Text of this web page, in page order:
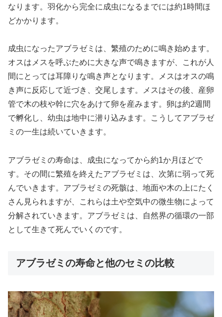
なります。羽化から完全に成虫になるまでには約1時間ほ
どかかります。
成虫になったアブラゼミは、繁殖のために鳴き始めます。
オスはメスを呼ぶために大きな声で鳴きますが、これが人
間にとっては耳障りな鳴き声となります。メスはオスの鳴
き声に反応して近づき、交尾します。メスはその後、産卵
管で木の枝や幹に穴をあけて卵を産みます。卵は約2週間
で孵化し、幼虫は地中に潜り込みます。こうしてアブラゼ
ミの一生は続いていきます。
アブラゼミの寿命は、成虫になってから約1か月ほどで
す。その間に繁殖を終えたアブラゼミは、次第に弱って死
んでいきます。アブラゼミの死骸は、地面や木の上にたく
さん見られますが、これらは土や空気中の微生物によって
分解されていきます。アブラゼミは、自然界の循環の一部
として生きて死んでいくのです。
アブラゼミの寿命と他のセミの比較